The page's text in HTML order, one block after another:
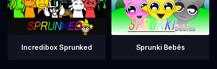
Incredibox Sprunked Sprunki Bebês